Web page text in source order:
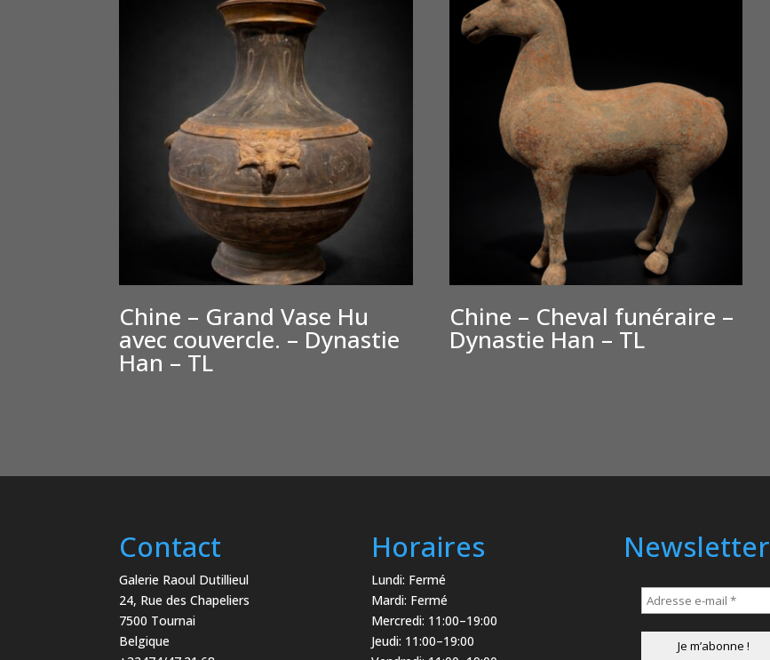
Chine – Grand Vase Hu
avec couvercle. – Dynastie
Han – TL
Chine – Cheval funéraire –
Dynastie Han – TL
Contact
Galerie Raoul Dutillieul
24, Rue des Chapeliers
7500 Tournai
Belgique
Horaires
Lundi: Fermé
Mardi: Fermé
Mercredi: 11:00–19:00
Jeudi: 11:00–19:00
Newsletter